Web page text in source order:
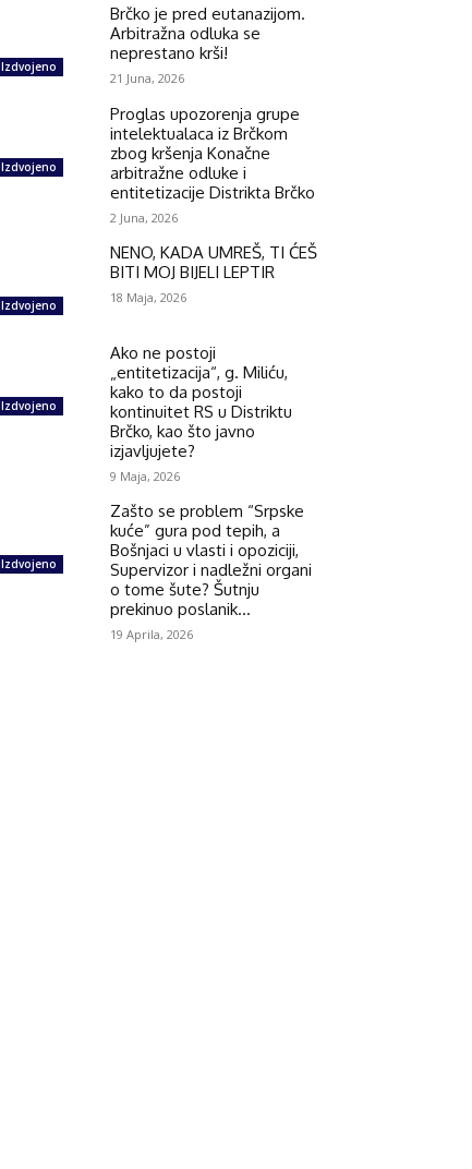
Izdvojeno
Brčko je pred eutanazijom.
Arbitražna odluka se
neprestano krši!
21 Juna, 2026
Izdvojeno
Proglas upozorenja grupe
intelektualaca iz Brčkom
zbog kršenja Konačne
arbitražne odluke i
entitetizacije Distrikta Brčko
2 Juna, 2026
Izdvojeno
NENO, KADA UMREŠ, TI ĆEŠ
BITI MOJ BIJELI LEPTIR
18 Maja, 2026
Izdvojeno
Ako ne postoji
„entitetizacija“, g. Miliću,
kako to da postoji
kontinuitet RS u Distriktu
Brčko, kao što javno
izjavljujete?
9 Maja, 2026
Izdvojeno
Zašto se problem “Srpske
kuće” gura pod tepih, a
Bošnjaci u vlasti i opoziciji,
Supervizor i nadležni organi
o tome šute? Šutnju
prekinuo poslanik...
19 Aprila, 2026